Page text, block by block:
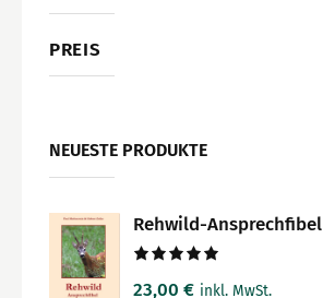
PREIS
NEUESTE PRODUKTE
Rehwild-Ansprechfibel
mit5.00
23,00 € inkl. MwSt.